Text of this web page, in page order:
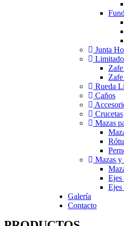
Junta
Rueda
Caños
Crucetas
Mazas
Mazas y
Ejes
Ejes
Galería
Contacto